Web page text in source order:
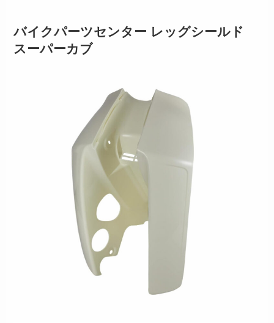
バイクパーツセンター レッグシールド
スーパーカブ